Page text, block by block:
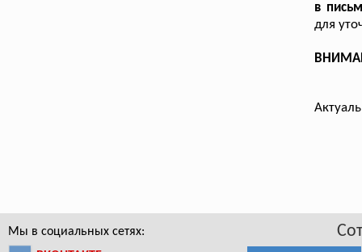
в
для
Мы в социальных сетях: